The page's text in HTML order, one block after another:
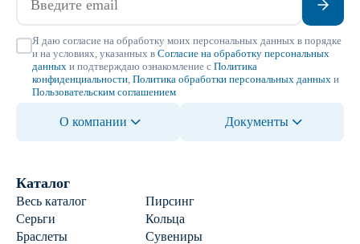
Я даю согласие на обработку моих персональных данных в порядке
и на условиях, указанных в Согласие на обработку персональных
данных и подтверждаю ознакомление с Политика
конфиденциальности Политика обработки персональных данных и
Пользовательским соглашением
О компании Документы
Каталог
Весь каталог
Пирсинг
Серьги
Кольца
Браслеты
Сувениры